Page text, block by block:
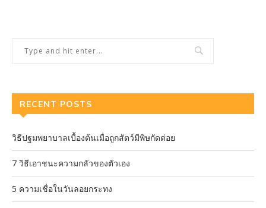
RECENT POSTS
วิธีปฐมพยาบาลเบื้องต้นเมื่อถูกสัตว์มีพิษกัดต่อย
7 วิธีเอาชนะความกลัวของตัวเอง
5 ความเชื่อในวันลอยกระทง